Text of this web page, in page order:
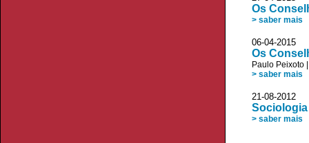
Os
> saber mais
06-04-
Os
Paulo Peixoto
> saber mais
21-08-
> saber mais